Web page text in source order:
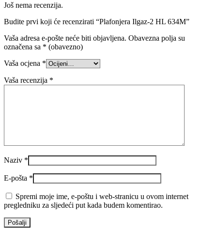
Još nema recenzija.
Budite prvi koji će recenzirati “Plafonjera Ilgaz-2 HL 634M”
Vaša adresa e-pošte neće biti objavljena. Obavezna polja su
označena sa * (obavezno)
Vaša ocjena *
Vaša recenzija *
Naziv *
E-pošta *
Spremi moje ime, e-poštu i web-stranicu u ovom internet
pregledniku za sljedeći put kada budem komentirao.